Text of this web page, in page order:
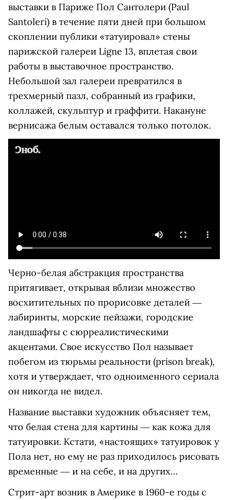
выставки в Париже Пол Сантолери (Paul
Santoleri) в течение пяти дней при большом
скоплении публики «татуировал» стены
парижской галереи Ligne 13, вплетая свои
работы в выставочное пространство.
Небольшой зал галереи превратился в
трехмерный пазл, собранный из графики,
коллажей, скульптур и граффити. Накануне
вернисажа белым оставался только потолок.
Черно-белая абстракция пространства
притягивает, открывая вблизи множество
восхитительных по прорисовке деталей ―
лабиринты, морские пейзажи, городские
ландшафты с сюрреалистическими
акцентами. Свое искусство Пол называет
побегом из тюрьмы реальности (prison break),
хотя и утверждает, что одноименного сериала
он никогда не видел.
Название выставки художник объясняет тем,
что белая стена для картины ― как кожа для
татуировки. Кстати, «настоящих» татуировок у
Пола нет, но ему не раз приходилось рисовать
временные ― и на себе, и на других…
Стрит-арт возник в Америке в 1960-е годы c